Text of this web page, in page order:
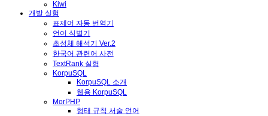
Kiwi
개발 실험
표제어 자동 번역기
언어 식별기
초성체 해석기 Ver.2
한국어 관련어 사전
TextRank 실험
KorpuSQL
KorpuSQL 소개
웹용 KorpuSQL
MorPHP
형태 규칙 서술 언어